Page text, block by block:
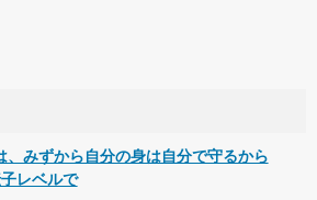
、みずから自分の身は自分で守るから
レベルで